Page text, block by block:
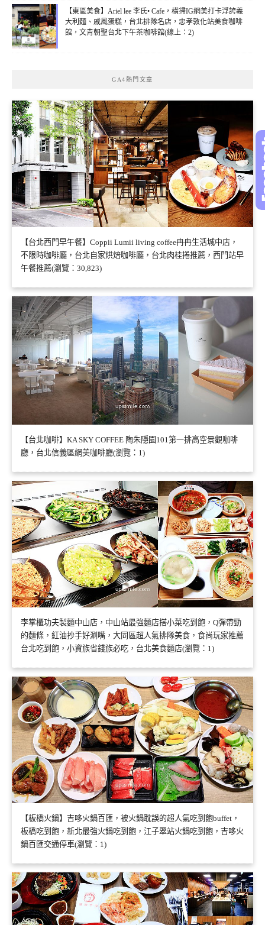
【東區美食】Ariel lee 李氏• Cafe，橫掃IG網美打卡浮誇義
大利麵、戚風蛋糕，台北排隊名店，忠孝敦化站美食咖啡
館，文青朝聖台北下午茶咖啡館(線上：2)
GA4熱門文章
【台北西門早午餐】Coppii Lumii living coffee冉冉生活城中店，
不限時咖啡廳，台北自家烘焙咖啡廳，台北肉桂捲推薦，西門站早
午餐推薦(瀏覽：30,823)
【台北咖啡】KA SKY COFFEE 陶朱隱園101第一排高空景觀咖啡
廳，台北信義區網美咖啡廳(瀏覽：1)
李掌櫃功夫製麵中山店，中山站最強麵店搭小菜吃到飽，Q彈帶勁
的麵條，紅油抄手好涮嘴，大同區超人氣排隊美食，食尚玩家推薦
台北吃到飽，小資族省錢族必吃，台北美食麵店(瀏覽：1)
【板橋火鍋】吉哆火鍋百匯，被火鍋耽誤的超人氣吃到飽buffet，
板橋吃到飽，新北最強火鍋吃到飽，江子翠站火鍋吃到飽，吉哆火
鍋百匯交通停車(瀏覽：1)